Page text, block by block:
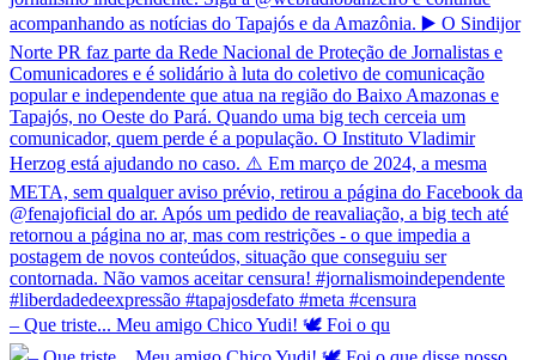
– Que triste... Meu amigo Chico Yudi! 🕊️ Foi o qu